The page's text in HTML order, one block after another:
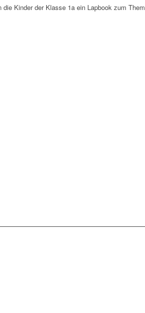
die Kin­der der Klas­se 1a ein Lap­book zum